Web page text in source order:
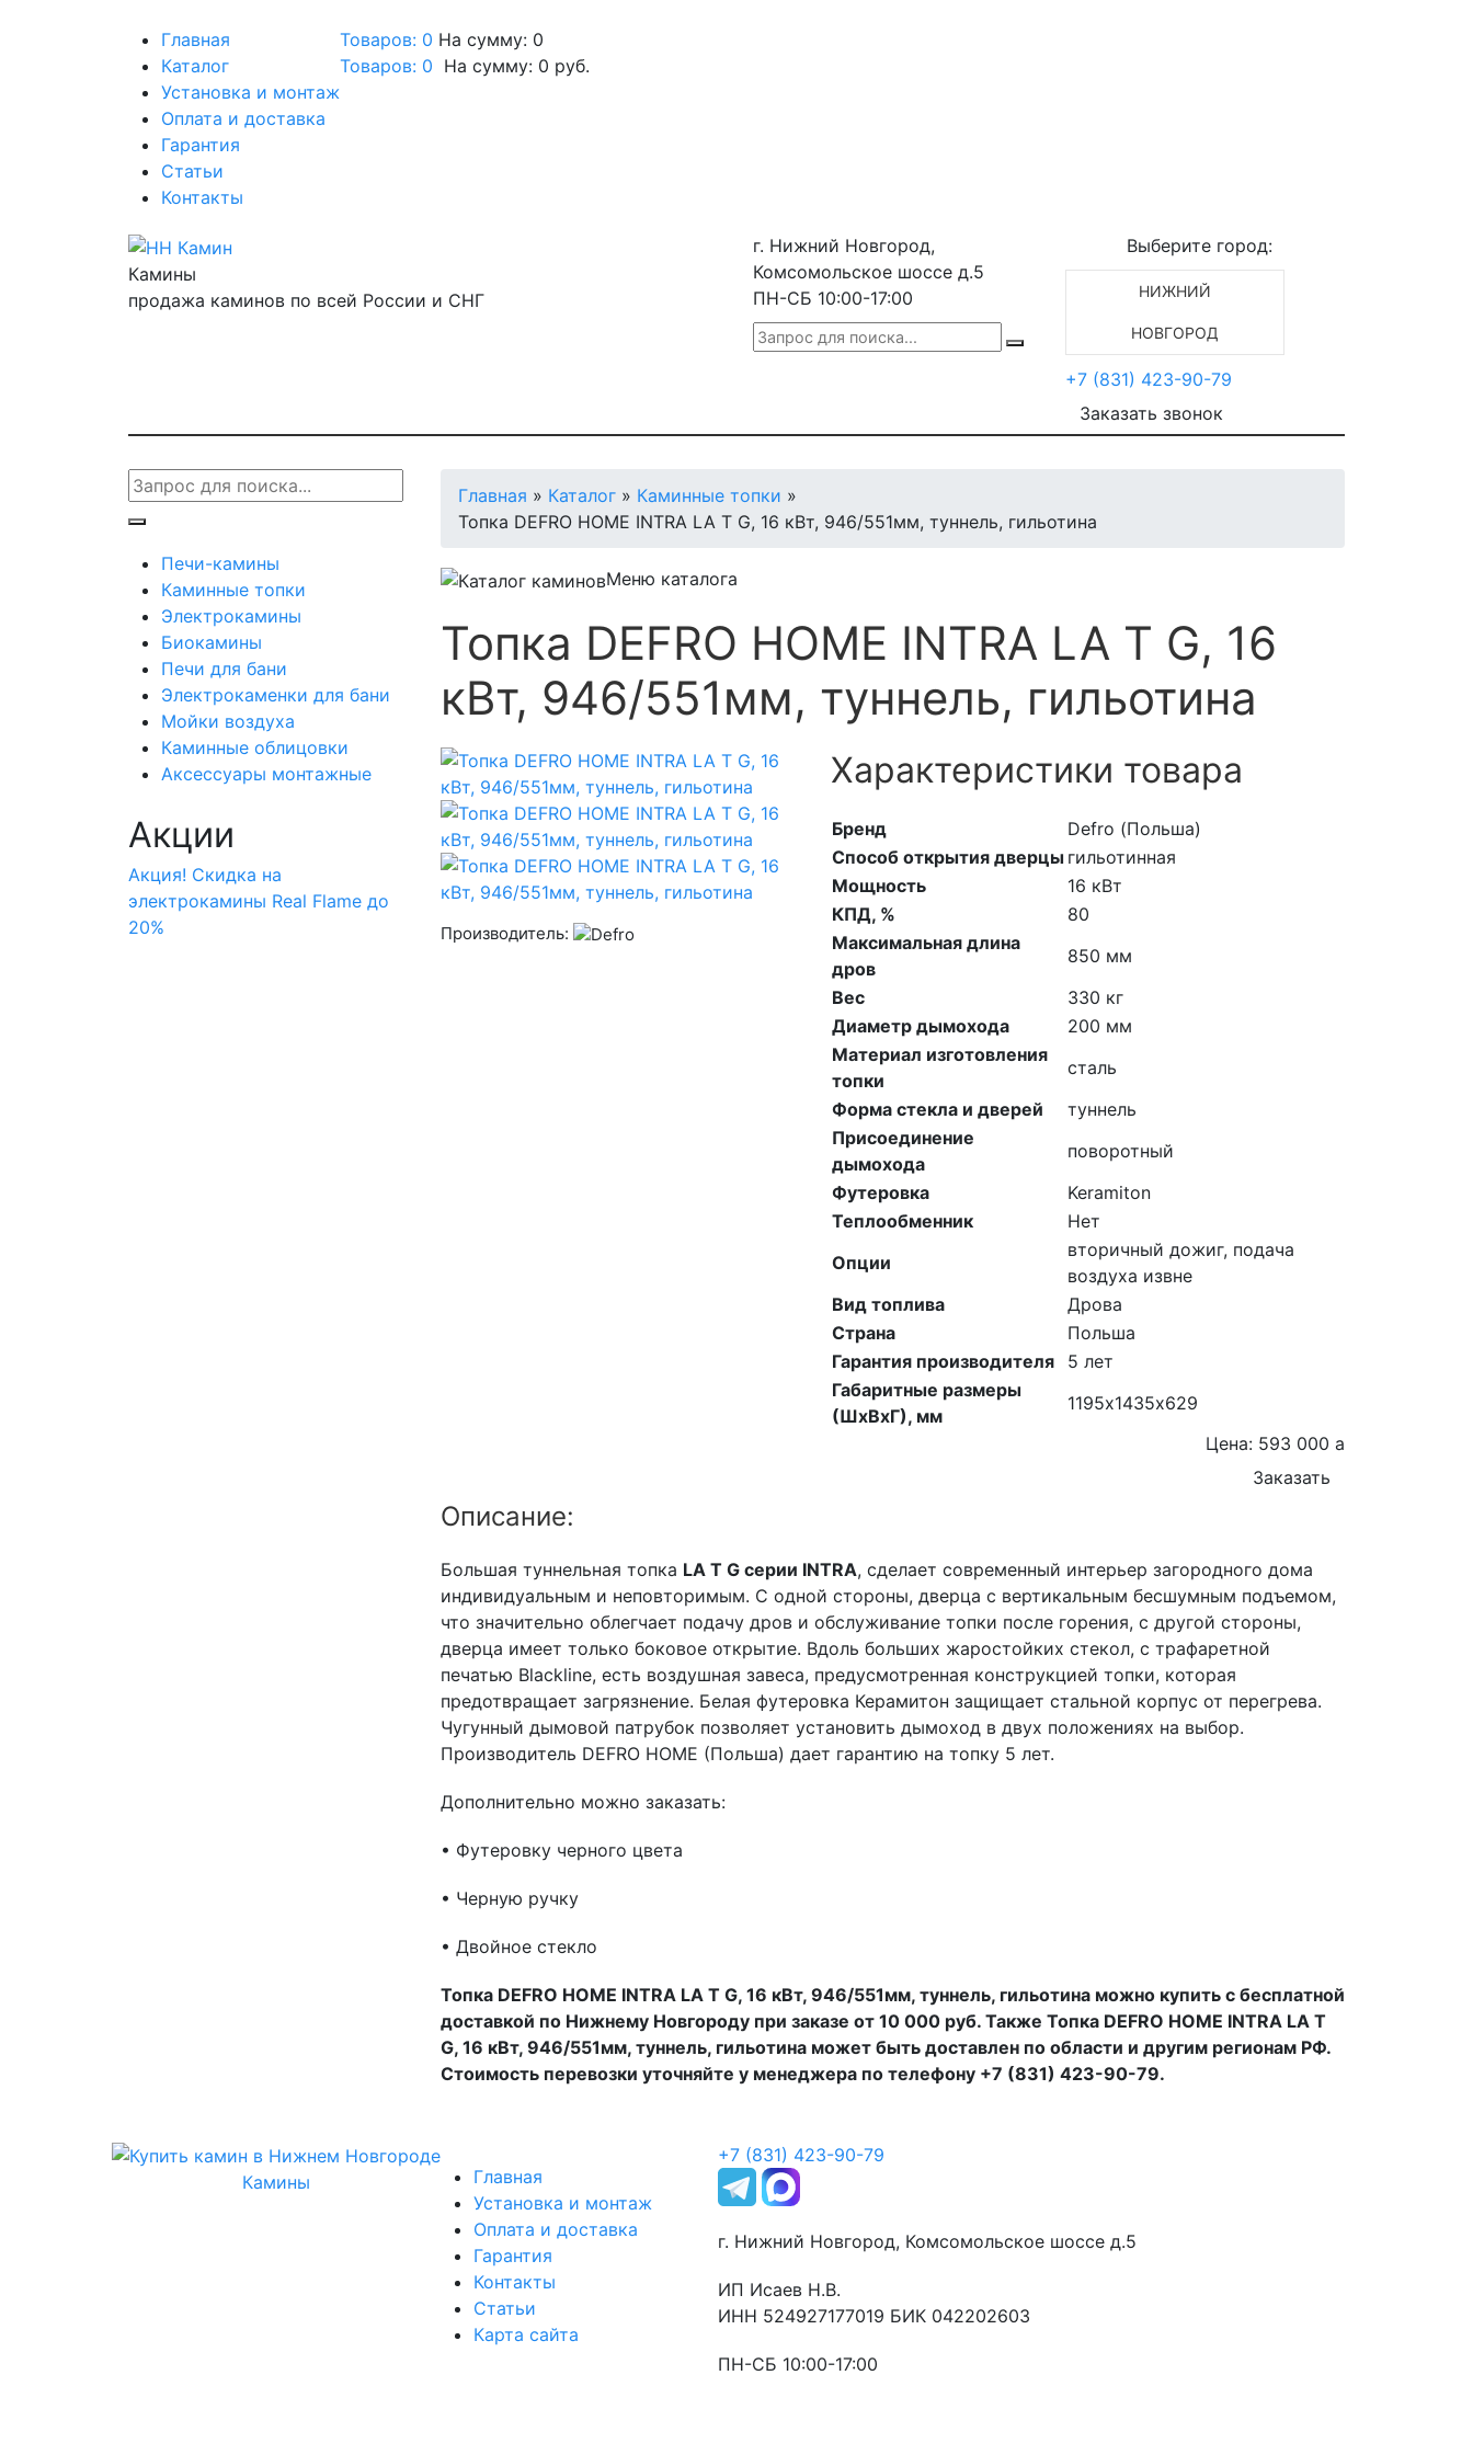
Главная
Каталог
Установка и монтаж
Оплата и доставка
Гарантия
Статьи
Контакты
Товаров: 0 На сумму: 0
Товаров: 0 На сумму: 0 руб.
Камины
продажа каминов по всей России и СНГ
г. Нижний Новгород,
Комсомольское шоссе д.5
ПН-СБ 10:00-17:00
Выберите город:
НИЖНИЙ
НОВГОРОД
+7 (831) 423-90-79
Заказать звонок
Печи-камины
Каминные топки
Электрокамины
Биокамины
Печи для бани
Электрокаменки для бани
Мойки воздуха
Каминные облицовки
Аксессуары монтажные
Акции
Акция! Скидка на
электрокамины Real Flame до
20%
Главная » Каталог » Каминные топки »
Топка DEFRO HOME INTRA LA T G, 16 кВт, 946/551мм, туннель, гильотина
Меню каталога
Топка DEFRO HOME INTRA LA T G, 16
кВт, 946/551мм, туннель, гильотина
Производитель:
Характеристики товара
Бренд
Defro (Польша)
Способ открытия дверцы гильотинная
Мощность
16 кВт
КПД, %
80
Максимальная длина
дров
850 мм
Вес
330 кг
Диаметр дымохода
200 мм
Материал изготовления
топки
сталь
Форма стекла и дверей
туннель
Присоединение
дымохода
поворотный
Футеровка
Keramiton
Теплообменник
Нет
Опции
вторичный дожиг, подача
воздуха извне
Вид топлива
Дрова
Страна
Польша
Гарантия производителя
5 лет
Габаритные размеры
(ШхВхГ), мм
1195х1435х629
Цена: 593 000 a
Заказать
Описание:
Большая туннельная топка LA T G серии INTRA, сделает современный интерьер загородного дома
индивидуальным и неповторимым. С одной стороны, дверца с вертикальным бесшумным подъемом,
что значительно облегчает подачу дров и обслуживание топки после горения, с другой стороны,
дверца имеет только боковое открытие. Вдоль больших жаростойких стекол, с трафаретной
печатью Blackline, есть воздушная завеса, предусмотренная конструкцией топки, которая
предотвращает загрязнение. Белая футеровка Керамитон защищает стальной корпус от перегрева.
Чугунный дымовой патрубок позволяет установить дымоход в двух положениях на выбор.
Производитель DEFRO HOME (Польша) дает гарантию на топку 5 лет.
Дополнительно можно заказать:
• Футеровку черного цвета
• Черную ручку
• Двойное стекло
Топка DEFRO HOME INTRA LA T G, 16 кВт, 946/551мм, туннель, гильотина можно купить с бесплатной
доставкой по Нижнему Новгороду при заказе от 10 000 руб. Также Топка DEFRO HOME INTRA LA T
G, 16 кВт, 946/551мм, туннель, гильотина может быть доставлен по области и другим регионам РФ.
Стоимость перевозки уточняйте у менеджера по телефону +7 (831) 423-90-79.
Камины
Главная
Установка и монтаж
Оплата и доставка
Гарантия
Контакты
Статьи
Карта сайта
+7 (831) 423-90-79
г. Нижний Новгород, Комсомольское шоссе д.5
ИП Исаев Н.В.
ИНН 524927177019 БИК 042202603
ПН-СБ 10:00-17:00